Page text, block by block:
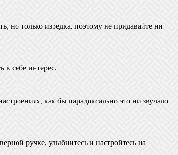
но только изредка, поэтому не придавайте ни
к себе интерес.
как бы парадоксально это ни звучало.
ручке, улыбнитесь и настройтесь на